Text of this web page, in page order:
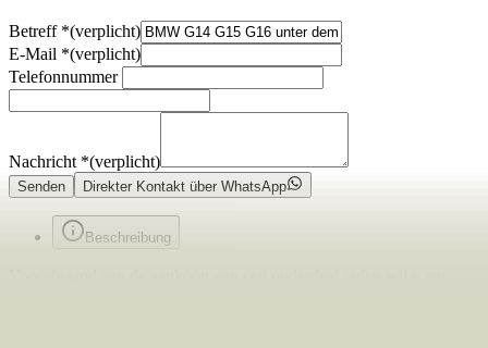
Betreff *(verplicht)
E-Mail *(verplicht)
Telefonnummer
Nachricht *(verplicht)
Senden Direkter Kontakt über WhatsApp
Beschreibung